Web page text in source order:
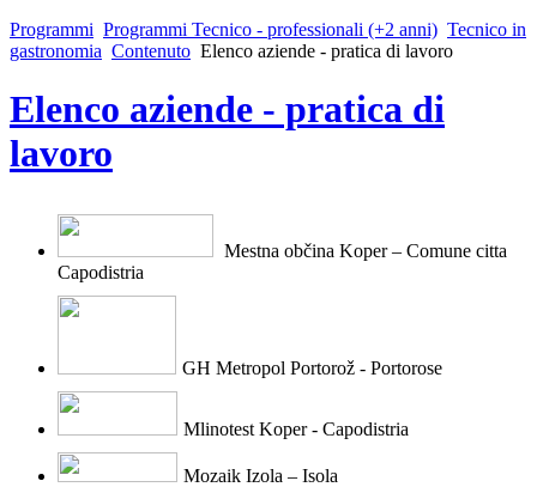
Programmi Programmi Tecnico - professionali (+2 anni) Tecnico in
gastronomia Contenuto Elenco aziende - pratica di lavoro
Elenco aziende - pratica di
lavoro
Mestna občina Koper – Comune citta
Capodistria
GH Metropol Portorož - Portorose
Mlinotest Koper - Capodistria
Mozaik Izola – Isola